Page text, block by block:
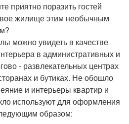
приятно поразить гостей
жилище этим необычным
можно увидеть в качестве
в административных и
- развлекательных центрах
и бутиках. Не обошло
и интерьеры квартир и
используют для оформления
образом: